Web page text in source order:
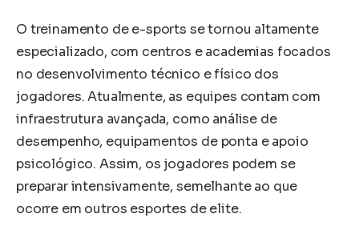
O treinamento de e-sports se tornou altamente
especializado, com centros e academias focados
no desenvolvimento técnico e físico dos
jogadores. Atualmente, as equipes contam com
infraestrutura avançada, como análise de
desempenho, equipamentos de ponta e apoio
psicológico. Assim, os jogadores podem se
preparar intensivamente, semelhante ao que
ocorre em outros esportes de elite.